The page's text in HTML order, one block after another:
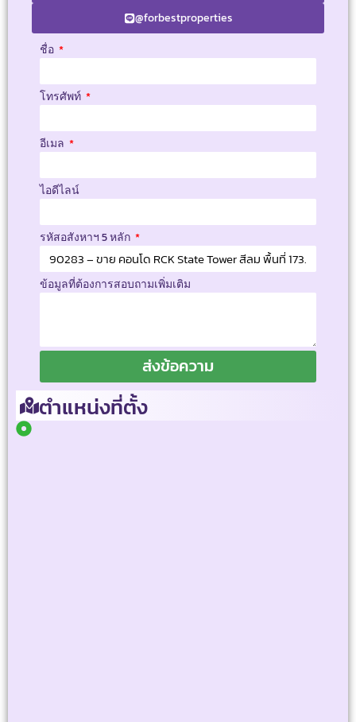
@forbestproperties
ชื่อ
โทรศัพท์
อีเมล
ไอดีไลน์
รหัสอสังหาฯ 5 หลัก
ข้อมูลที่ต้องการสอบถามเพิ่มเติม
ส่งข้อความ
ตำแหน่งที่ตั้ง